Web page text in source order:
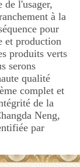
de l'usager,
à la
pour
et production
produits verts
serons
qualité
complet et
de la
Neng,
par